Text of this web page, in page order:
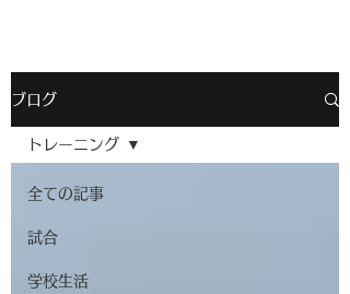
ブログ
全ての記事
試合
学校生活
トレーニング